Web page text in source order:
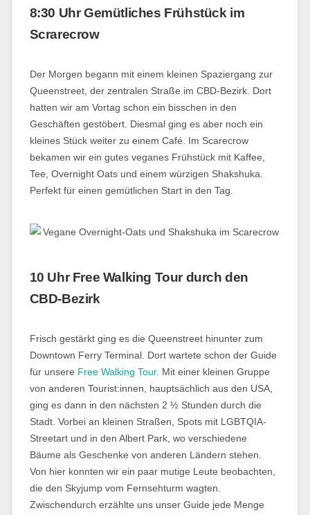
8:30 Uhr Gemütliches Frühstück im
Scrarecrow
Der Morgen begann mit einem kleinen Spaziergang zur
Queenstreet, der zentralen Straße im CBD-Bezirk. Dort
hatten wir am Vortag schon ein bisschen in den
Geschäften gestöbert. Diesmal ging es aber noch ein
kleines Stück weiter zu einem Café. Im Scarecrow
bekamen wir ein gutes veganes Frühstück mit Kaffee,
Tee, Overnight Oats und einem würzigen Shakshuka.
Perfekt für einen gemütlichen Start in den Tag.
10 Uhr Free Walking Tour durch den
CBD-Bezirk
Frisch gestärkt ging es die Queenstreet hinunter zum
Downtown Ferry Terminal. Dort wartete schon der Guide
für unsere Free Walking Tour. Mit einer kleinen Gruppe
von anderen Tourist:innen, hauptsächlich aus den USA,
ging es dann in den nächsten 2 ½ Stunden durch die
Stadt. Vorbei an kleinen Straßen, Spots mit LGBTQIA-
Streetart und in den Albert Park, wo verschiedene
Bäume als Geschenke von anderen Ländern stehen.
Von hier konnten wir ein paar mutige Leute beobachten,
die den Skyjump vom Fernsehturm wagten.
Zwischendurch erzählte uns unser Guide jede Menge